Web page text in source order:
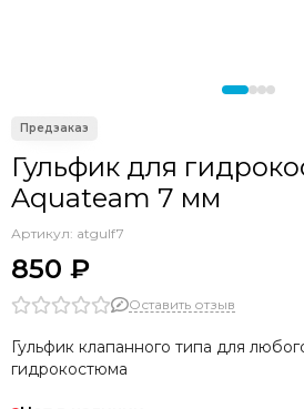
Гульфик для
Aquateam 7 мм
Артикул: atgulf7
850 ₽
Оставить отзыв
Гульфик клапанного типа для
гидрокостюма